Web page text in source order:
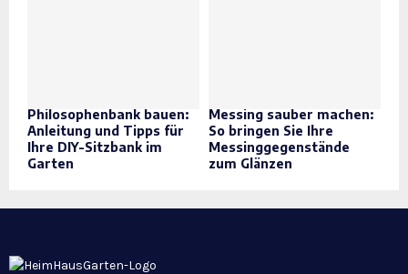
Philosophenbank bauen:
Anleitung und Tipps für
Ihre DIY-Sitzbank im
Garten
Messing sauber machen:
So bringen Sie Ihre
Messinggegenstände
zum Glänzen